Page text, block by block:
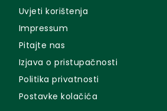
Uvjeti korištenja
Impressum
Pitajte nas
Izjava o pristupačnosti
Politika privatnosti
Postavke kolačića